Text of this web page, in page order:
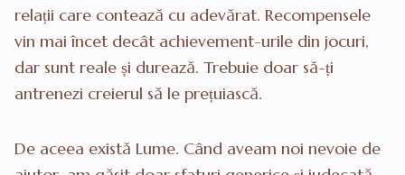
relații care contează cu adevărat. Recompensele
vin mai încet decât achievement-urile din jocuri,
dar sunt reale și durează. Trebuie doar să-ți
antrenezi creierul să le prețuiască.
De aceea există Lume. Când aveam noi nevoie de